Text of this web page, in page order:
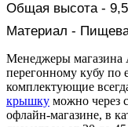
Общая высота -
Материал -
Менеджеры магазина
перегонному кубу по
комплектующие
крышку можно через
офлайн-магазине, в